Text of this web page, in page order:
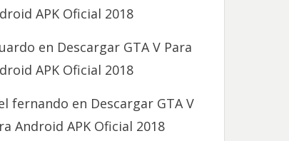
APK Oficial 2018
en Descargar GTA V Para
APK Oficial 2018
fernando en Descargar GTA V
Android APK Oficial 2018